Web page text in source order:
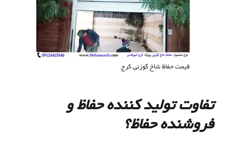
قیمت حفاظ شاخ گوزنی کرج
تفاوت تولید کننده حفاظ و
فروشنده حفاظ؟